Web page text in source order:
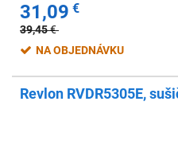
31,09 €
39,45€
NA OBJEDNÁVKU
Revlon RVDR5305E,